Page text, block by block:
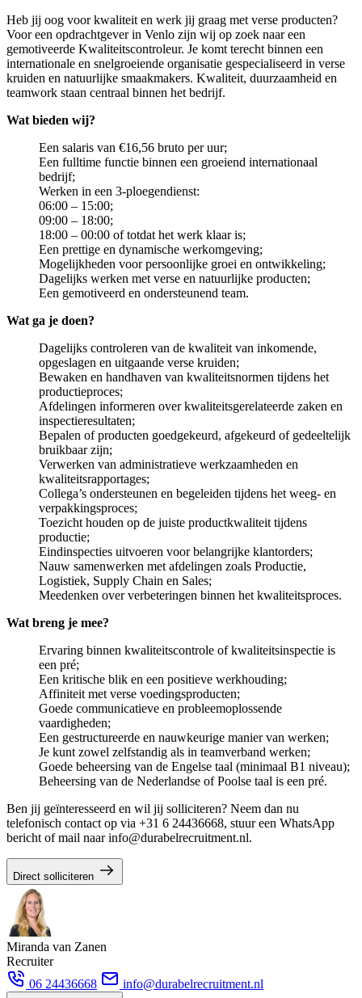
Heb jij oog voor kwaliteit en werk jij graag met verse producten?
Voor een opdrachtgever in Venlo zijn wij op zoek naar een
gemotiveerde Kwaliteitscontroleur. Je komt terecht binnen een
internationale en snelgroeiende organisatie gespecialiseerd in verse
kruiden en natuurlijke smaakmakers. Kwaliteit, duurzaamheid en
teamwork staan centraal binnen het bedrijf.
Wat bieden wij?
Een salaris van €16,56 bruto per uur;
Een fulltime functie binnen een groeiend internationaal
bedrijf;
Werken in een 3-ploegendienst:
06:00 – 15:00;
09:00 – 18:00;
18:00 – 00:00 of totdat het werk klaar is;
Een prettige en dynamische werkomgeving;
Mogelijkheden voor persoonlijke groei en ontwikkeling;
Dagelijks werken met verse en natuurlijke producten;
Een gemotiveerd en ondersteunend team.
Wat ga je doen?
Dagelijks controleren van de kwaliteit van inkomende,
opgeslagen en uitgaande verse kruiden;
Bewaken en handhaven van kwaliteitsnormen tijdens het
productieproces;
Afdelingen informeren over kwaliteitsgerelateerde zaken en
inspectieresultaten;
Bepalen of producten goedgekeurd, afgekeurd of gedeeltelijk
bruikbaar zijn;
Verwerken van administratieve werkzaamheden en
kwaliteitsrapportages;
Collega’s ondersteunen en begeleiden tijdens het weeg- en
verpakkingsproces;
Toezicht houden op de juiste productkwaliteit tijdens
productie;
Eindinspecties uitvoeren voor belangrijke klantorders;
Nauw samenwerken met afdelingen zoals Productie,
Logistiek, Supply Chain en Sales;
Meedenken over verbeteringen binnen het kwaliteitsproces.
Wat breng je mee?
Ervaring binnen kwaliteitscontrole of kwaliteitsinspectie is
een pré;
Een kritische blik en een positieve werkhouding;
Affiniteit met verse voedingsproducten;
Goede communicatieve en probleemoplossende
vaardigheden;
Een gestructureerde en nauwkeurige manier van werken;
Je kunt zowel zelfstandig als in teamverband werken;
Goede beheersing van de Engelse taal (minimaal B1 niveau);
Beheersing van de Nederlandse of Poolse taal is een pré.
Ben jij geïnteresseerd en wil jij solliciteren? Neem dan nu
telefonisch contact op via +31 6 24436668, stuur een WhatsApp
bericht of mail naar info@durabelrecruitment.nl.
Direct solliciteren
Miranda van Zanen
Recruiter
06 24436668
info@durabelrecruitment.nl